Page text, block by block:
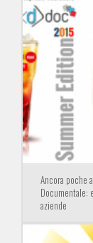
Ancora poche
Documentale:
aziende